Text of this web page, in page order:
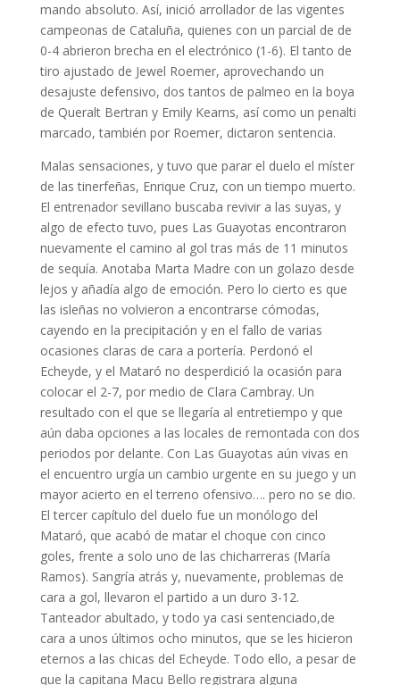
mando absoluto. Así, inició arrollador de las vigentes
campeonas de Cataluña, quienes con un parcial de de
0-4 abrieron brecha en el electrónico (1-6). El tanto de
tiro ajustado de Jewel Roemer, aprovechando un
desajuste defensivo, dos tantos de palmeo en la boya
de Queralt Bertran y Emily Kearns, así como un penalti
marcado, también por Roemer, dictaron sentencia.
Malas sensaciones, y tuvo que parar el duelo el míster
de las tinerfeñas, Enrique Cruz, con un tiempo muerto.
El entrenador sevillano buscaba revivir a las suyas, y
algo de efecto tuvo, pues Las Guayotas encontraron
nuevamente el camino al gol tras más de 11 minutos
de sequía. Anotaba Marta Madre con un golazo desde
lejos y añadía algo de emoción. Pero lo cierto es que
las isleñas no volvieron a encontrarse cómodas,
cayendo en la precipitación y en el fallo de varias
ocasiones claras de cara a portería. Perdonó el
Echeyde, y el Mataró no desperdició la ocasión para
colocar el 2-7, por medio de Clara Cambray. Un
resultado con el que se llegaría al entretiempo y que
aún daba opciones a las locales de remontada con dos
periodos por delante. Con Las Guayotas aún vivas en
el encuentro urgía un cambio urgente en su juego y un
mayor acierto en el terreno ofensivo…. pero no se dio.
El tercer capítulo del duelo fue un monólogo del
Mataró, que acabó de matar el choque con cinco
goles, frente a solo uno de las chicharreras (María
Ramos). Sangría atrás y, nuevamente, problemas de
cara a gol, llevaron el partido a un duro 3-12.
Tanteador abultado, y todo ya casi sentenciado,de
cara a unos últimos ocho minutos, que se les hicieron
eternos a las chicas del Echeyde. Todo ello, a pesar de
que la capitana Macu Bello registrara alguna